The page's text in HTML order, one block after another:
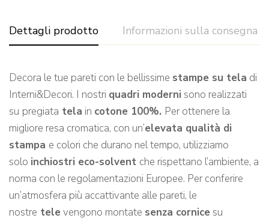
Dettagli prodotto Informazioni sulla consegna
Decora le tue pareti con le bellissime stampe su tela di
Interni&Decori. I nostri quadri moderni sono realizzati
su pregiata tela in cotone 100%. Per ottenere la
migliore resa cromatica, con un’elevata qualità di
stampa e colori che durano nel tempo, utilizziamo
solo inchiostri eco-solvent che rispettano l’ambiente, a
norma con le regolamentazioni Europee. Per conferire
un’atmosfera più accattivante alle pareti, le
nostre tele vengono montate senza cornice su